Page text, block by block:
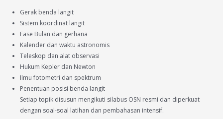
Gerak benda langit
Sistem koordinat langit
Fase Bulan dan gerhana
Kalender dan waktu astronomis
Teleskop dan alat observasi
Hukum Kepler dan Newton
Ilmu fotometri dan spektrum
Penentuan posisi benda langit
Setiap topik disusun mengikuti silabus OSN resmi dan diperkuat
dengan soal-soal latihan dan pembahasan intensif.